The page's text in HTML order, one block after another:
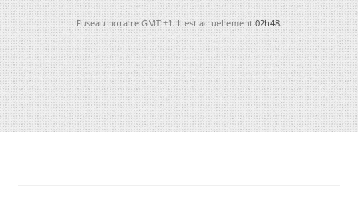
Fuseau horaire GMT +1. Il est actuellement02h48.